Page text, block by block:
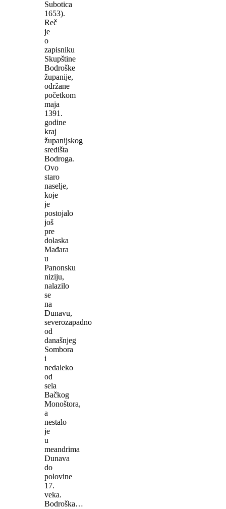
Subotica
1653).
Reč
je
o
zapisniku
Skupštine
Bodroške
županije,
održane
početkom
maja
1391.
godine
kraj
županijskog
središta
Bodroga.
Ovo
staro
naselje,
koje
je
postojalo
još
pre
dolaska
Mađara
u
Panonsku
niziju,
nalazilo
se
na
Dunavu,
severozapadno
od
današnjeg
Sombora
i
nedaleko
od
sela
Bačkog
Monoštora,
a
nestalo
je
u
meandrima
Dunava
do
polovine
17.
veka.
Bodroška…